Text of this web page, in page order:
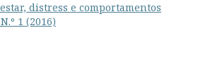
distress e comportamentos
1 (2016)